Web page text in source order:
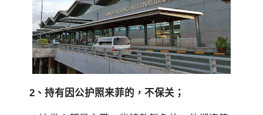
2、持有因公护照来菲的，不保关；